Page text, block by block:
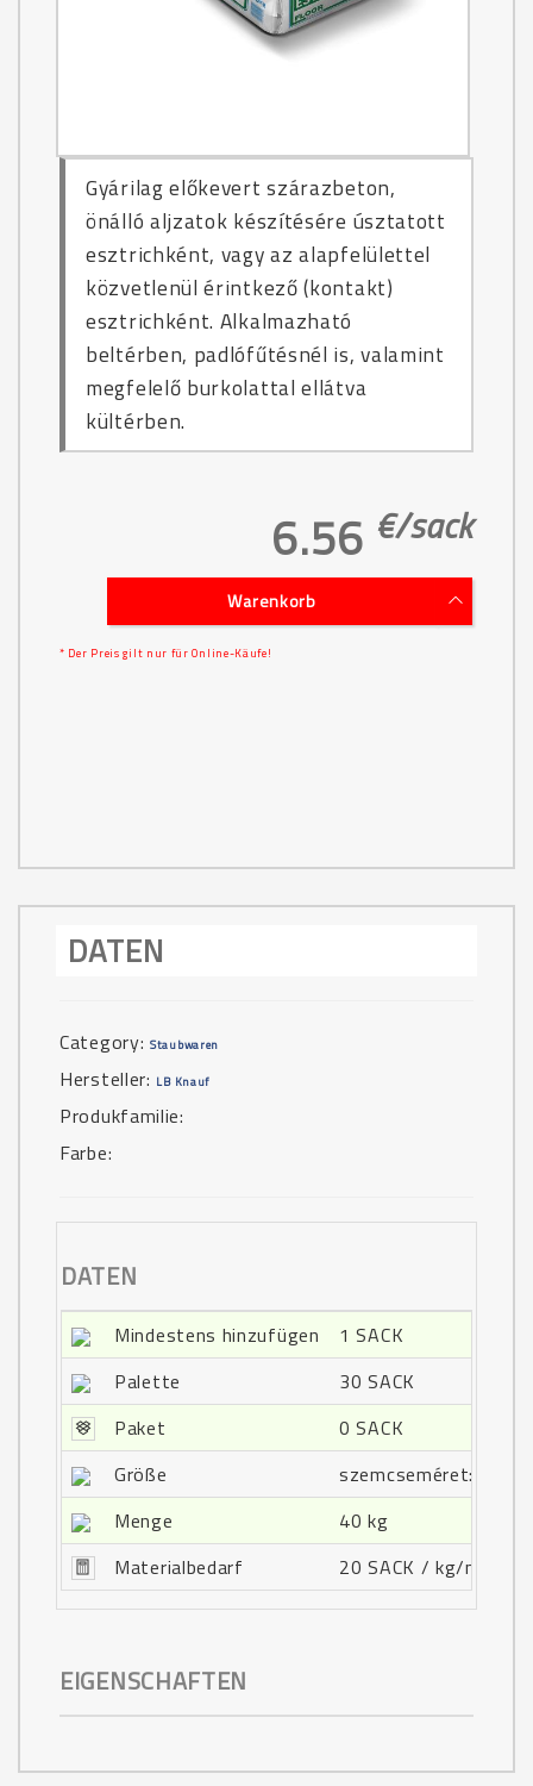
Gyárilag előkevert szárazbeton,
önálló aljzatok készítésére úsztatott
esztrichként, vagy az alapfelülettel
közvetlenül érintkező (kontakt)
esztrichként. Alkalmazható
beltérben, padlófűtésnél is, valamint
megfelelő burkolattal ellátva
kültérben.
6.56 €/sack
Warenkorb
* Der Preis gilt nur für Online-Käufe!
DATEN
Category: Staubwaren
Hersteller: LB Knauf
Produkfamilie:
Farbe:
DATEN
Mindestens hinzufügen
1 SACK
Palette
30 SACK
Paket
0 SACK
Größe
szemcseméret:
Menge
40 kg
Materialbedarf
20 SACK / kg/m2 1
EIGENSCHAFTEN